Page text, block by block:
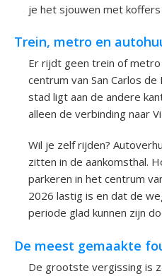
je het sjouwen met koffers
Trein, metro en
Er rijdt geen trein of
centrum van San Carlos
stad ligt aan de andere
alleen de verbinding naar
Wil je zelf rijden?
zitten in de aankomsthal.
parkeren in het centrum
2026 lastig is en dat de
periode glad kunnen zijn
De meest gemaakte
De grootste vergissing is